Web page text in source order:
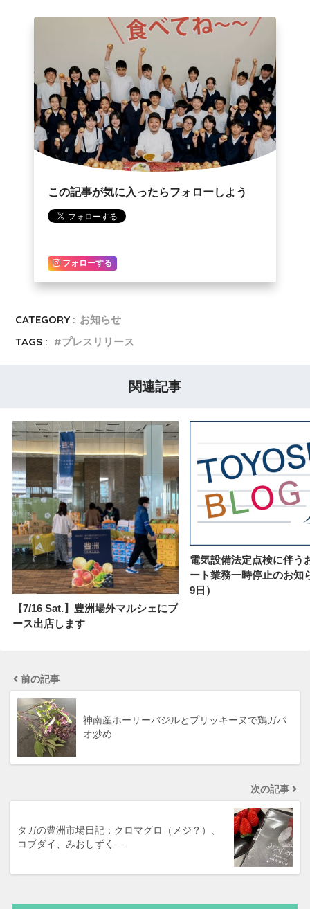
この記事が気に入ったらフォローしよう
フォローする
CATEGORY : お知らせ
TAGS :
プレスリリース
関連記事
【7/16 Sat.】豊洲場外マルシェにブ
ース出店します
電気設備法定点検に伴う
ート業務一時停止のお知
9日）
前の記事
神南産ホーリーバジルとプリッキーヌで鶏ガパ
オ炒め
次の記事
タガの豊洲市場日記：クロマグロ（メジ？）、
コブダイ、みおしずく…